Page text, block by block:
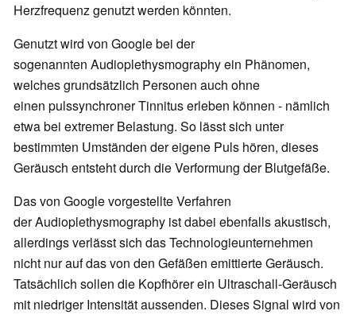
Herzfrequenz genutzt werden könnten.
Genutzt wird von Google bei der
sogenannten Audioplethysmography ein Phänomen,
welches grundsätzlich Personen auch ohne
einen pulssynchroner Tinnitus erleben können - nämlich
etwa bei extremer Belastung. So lässt sich unter
bestimmten Umständen der eigene Puls hören, dieses
Geräusch entsteht durch die Verformung der Blutgefäße.
Das von Google vorgestellte Verfahren
der Audioplethysmography ist dabei ebenfalls akustisch,
allerdings verlässt sich das Technologieunternehmen
nicht nur auf das von den Gefäßen emittierte Geräusch.
Tatsächlich sollen die Kopfhörer ein Ultraschall-Geräusch
mit niedriger Intensität aussenden. Dieses Signal wird von